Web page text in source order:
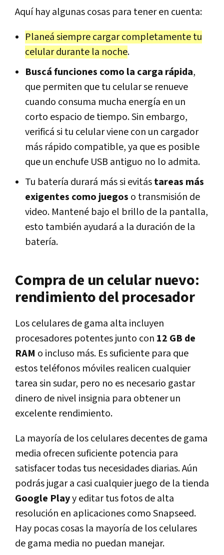
Aquí hay algunas cosas para tener en cuenta:
Planeá siempre cargar completamente tu
celular durante la noche.
Buscá funciones como la carga rápida,
que permiten que tu celular se renueve
cuando consuma mucha energía en un
corto espacio de tiempo. Sin embargo,
verificá si tu celular viene con un cargador
más rápido compatible, ya que es posible
que un enchufe USB antiguo no lo admita.
Tu batería durará más si evitástareas más
exigentes como juegos o transmisión de
video. Mantené bajo el brillo de la pantalla,
esto también ayudará a la duración de la
batería.
Compra de un celular nuevo:
rendimiento del procesador
Los celulares de gama alta incluyen
procesadores potentes junto con 12 GB de
RAM o incluso más. Es suficiente para que
estos teléfonos móviles realicen cualquier
tarea sin sudar, pero no es necesario gastar
dinero de nivel insignia para obtener un
excelente rendimiento.
La mayoría de los celulares decentes de gama
media ofrecen suficiente potencia para
satisfacer todas tus necesidades diarias. Aún
podrás jugar a casi cualquier juego de la tienda
Google Playy editar tus fotos de alta
resolución en aplicaciones como Snapseed.
Hay pocas cosas la mayoría de los celulares
de gama media no puedan manejar.